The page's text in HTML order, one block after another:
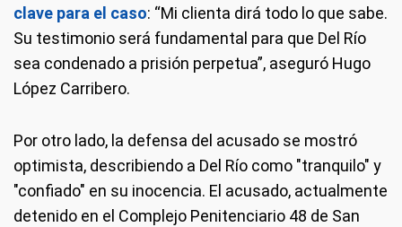
clave para el caso: “Mi clienta dirá todo lo que sabe.
Su testimonio será fundamental para que Del Río
sea condenado a prisión perpetua”, aseguró Hugo
López Carribero.
Por otro lado, la defensa del acusado se mostró
optimista, describiendo a Del Río como "tranquilo" y
"confiado" en su inocencia. El acusado, actualmente
detenido en el Complejo Penitenciario 48 de San